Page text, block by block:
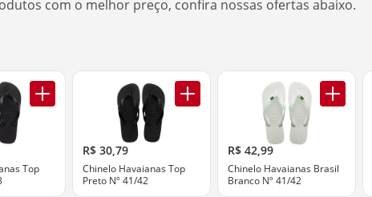
com o melhor preço, confira nossas ofertas abaixo.
Top
R$ 30,79
Chinelo Havaianas Top
Preto Nº 41/42
R$ 42,99
Chinelo Havaianas Brasil
Branco Nº 41/42